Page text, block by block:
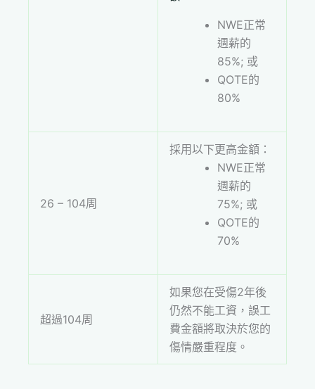
NWE正常
週薪的
85%; 或
QOTE的
80%
26 – 104周
採用以下更高金額：
NWE正常
週薪的
75%; 或
QOTE的
70%
超過104周
如果您在受傷2年後
仍然不能工資，誤工
費金額將取決於您的
傷情嚴重程度。